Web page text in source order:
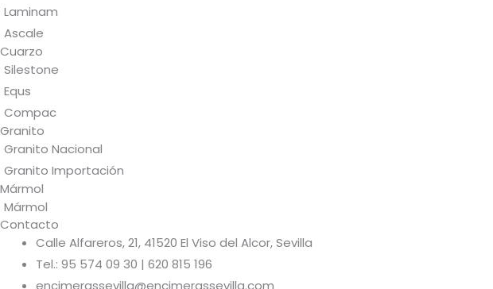
Laminam
Ascale
Cuarzo
Silestone
Equs
Compac
Granito
Granito Nacional
Granito Importación
Mármol
Mármol
Contacto
Calle Alfareros, 21, 41520 El Viso del Alcor, Sevilla
Tel.: 95 574 09 30 | 620 815 196
encimerassevilla@encimerassevilla.com